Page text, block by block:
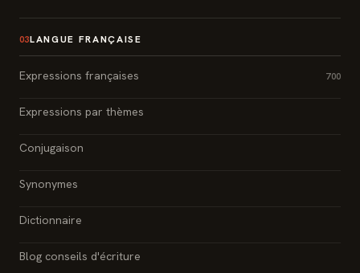
03LANGUE FRANÇAISE
Expressions françaises 700
Expressions par thèmes
Conjugaison
Synonymes
Dictionnaire
Blog conseils d'écriture